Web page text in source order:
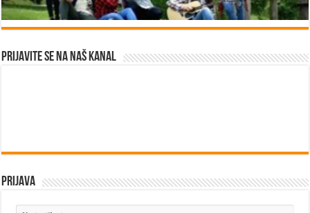
Prijavite se na naš kanal
Prijava